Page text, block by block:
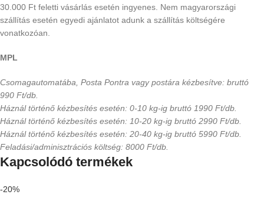
30.000 Ft feletti vásárlás esetén ingyenes. Nem magyarországi
szállítás esetén egyedi ajánlatot adunk a szállítás költségére
vonatkozóan.
MPL
Csomagautomatába, Posta Pontra vagy postára kézbesítve: bruttó
990 Ft/db.
Háznál történő kézbesítés esetén: 0-10 kg-ig bruttó 1990 Ft/db.
Háznál történő kézbesítés esetén: 10-20 kg-ig bruttó 2990 Ft/db.
Háznál történő kézbesítés esetén: 20-40 kg-ig bruttó 5990 Ft/db.
Feladási/adminisztrációs költség: 8000 Ft/db.
Kapcsolódó termékek
-20%